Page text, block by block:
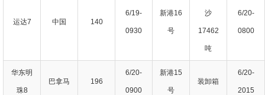
运达7 中国 140
6/19-
0930
新港16
号
沙
17462
吨
6/20-
0800
华东明
珠8
巴拿马 196
6/20-
0900
新港15
号
装卸箱
6/20-
2015